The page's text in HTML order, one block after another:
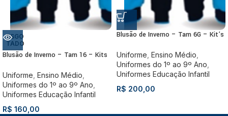
ESGO
TADO
Blusão de Inverno – Tam 16 – Kits
Uniforme Ensino Médio
Uniformes do 1º ao 9º Ano
Uniformes Educação Infantil
R$ 160,00
Blusão de Inverno – Tam 6G – Kit’s
Uniforme Ensino Médio
Uniformes do 1º ao 9º Ano
Uniformes Educação Infantil
R$ 200,00